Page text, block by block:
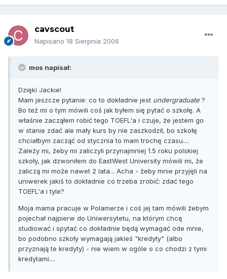
cavscout
Napisano 18 Sierpnia 2006
mos napisał:
Dzięki Jackie!
Mam jeszcze pytanie: co to dokładnie jest undergraduate ?
Bo też mi o tym mówili coś jak byłem się pytać o szkołę. A
właśnie zacząłem robić tego TOEFL'a i czuje, że jestem go
w stanie zdać ale mały kurs by nie zaszkodził, bo szkołę
chciałbym zacząć od stycznia to mam trochę czasu....
Zależy mi, żeby mi zaliczyli przynajmniej 1.5 roku polskiej
szkoły, jak dzwoniłem do EastWest University mówili mi, że
zaliczą mi może nawet 2 lata... Acha - żeby mnie przyjęli na
uniwerek jakiś to dokładnie co trzeba zrobić: zdać tego
TOEFL'a i tyle?
Moja mama pracuje w Polamerze i coś jej tam mówili żebym
pojechał najpierw do Uniwersytetu, na którym chcę
studiować i spytać co dokładnie będą wymagać ode mnie,
bo podobno szkoły wymagają jakieś "kredyty" (albo
przyznają te kredyty) - nie wiem w ogóle o co chodzi z tymi
kredytami....